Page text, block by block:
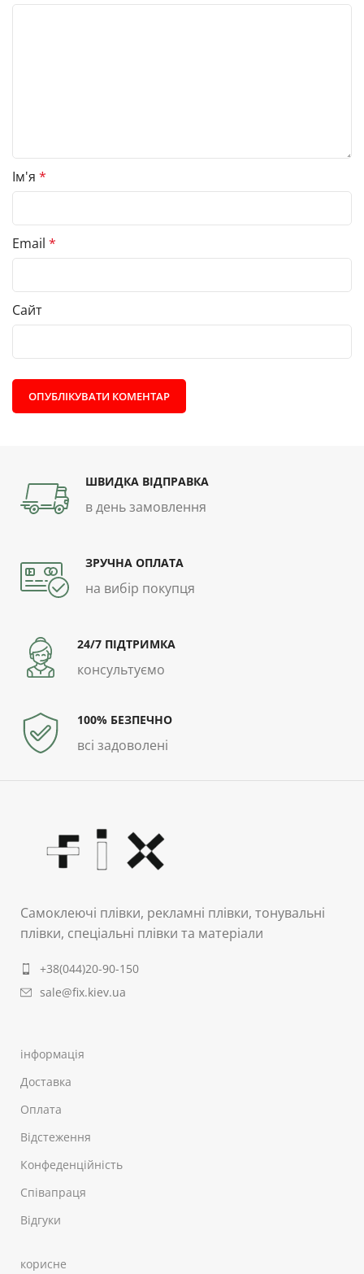
Ім'я *
Email *
Сайт
ШВИДКА ВІДПРАВКА
в день замовлення
ЗРУЧНА ОПЛАТА
на вибір покупця
24/7 ПІДТРИМКА
консультуємо
100% БЕЗПЕЧНО
всі задоволені
Самоклеючі плівки, рекламні плівки, тонувальні
плівки, спеціальні плівки та матеріали
+38(044)20-90-150
sale@fix.kiev.ua
інформація
Доставка
Оплата
Відстеження
Конфеденційність
Співапраця
Відгуки
корисне